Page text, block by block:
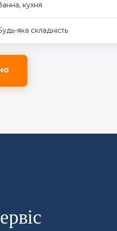
кухня
яка складність